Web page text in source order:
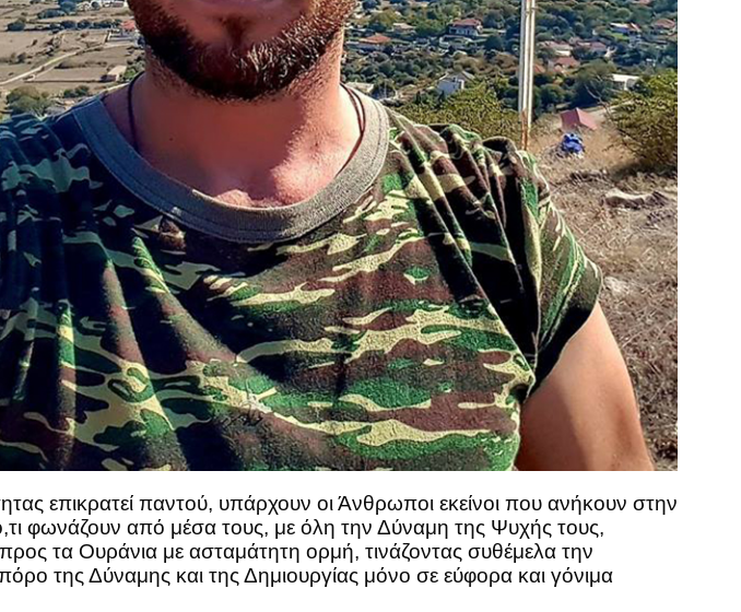
επικρατεί παντού, υπάρχουν οι Άνθρωποι εκείνοι που ανήκουν στην
φωνάζουν από μέσα τους, με όλη την Δύναμη της Ψυχής τους,
τα Ουράνια με ασταμάτητη ορμή, τινάζοντας συθέμελα την
της Δύναμης και της Δημιουργίας μόνο σε εύφορα και γόνιμα